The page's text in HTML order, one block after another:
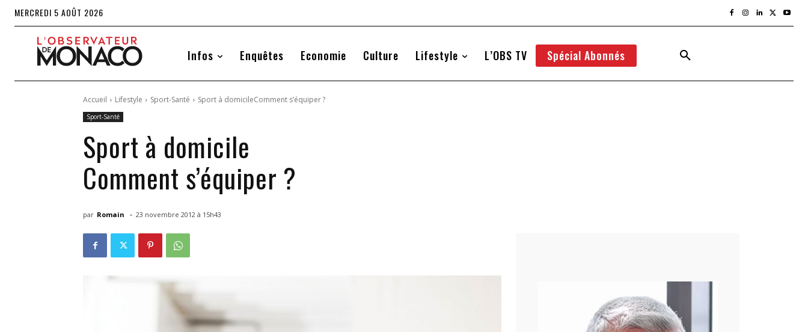
MERCREDI 5 AOÛT 2026
Infos Enquêtes Economie Culture Lifestyle L’OBS TV Spécial Abonnés
Accueil Lifestyle Sport-Santé Sport à domicileComment s’équiper ?
Sport-Santé
Sport à domicile
Comment s’équiper ?
par Romain - 23 novembre 2012 à 15h43